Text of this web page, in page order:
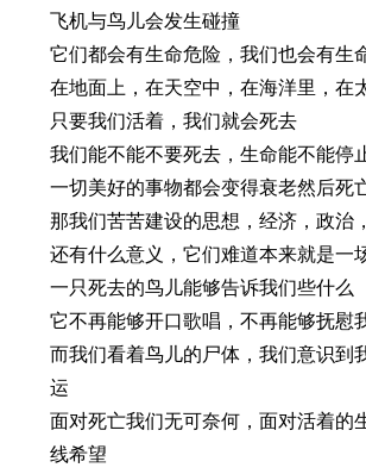
飞机与鸟儿会发生碰撞
它们都会有生命危险，我们也会有生
在地面上，在天空中，在海洋里，在
只要我们活着，我们就会死去
我们能不能不要死去，生命能不能停
一切美好的事物都会变得衰老然后死
那我们苦苦建设的思想，经济，政治
还有什么意义，它们难道本来就是一
一只死去的鸟儿能够告诉我们些什么
它不再能够开口歌唱，不再能够抚慰
而我们看着鸟儿的尸体，我们意识到
运
面对死亡我们无可奈何，面对活着的
线希望